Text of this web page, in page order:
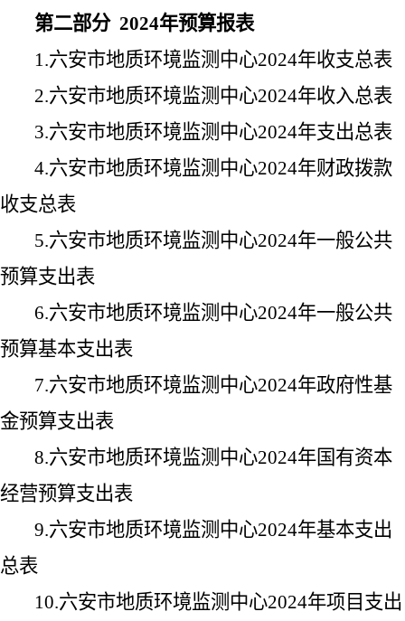
第二部分2024年预算报表
1.六安市地质环境监测中心2024年收支总表
2.六安市地质环境监测中心2024年收入总表
3.六安市地质环境监测中心2024年支出总表
4.六安市地质环境监测中心2024年财政拨款
收支总表
5.六安市地质环境监测中心2024年一般公共
预算支出表
6.六安市地质环境监测中心2024年一般公共
预算基本支出表
7.六安市地质环境监测中心2024年政府性基
金预算支出表
8.六安市地质环境监测中心2024年国有资本
经营预算支出表
9.六安市地质环境监测中心2024年基本支出
总表
10.六安市地质环境监测中心2024年项目支出